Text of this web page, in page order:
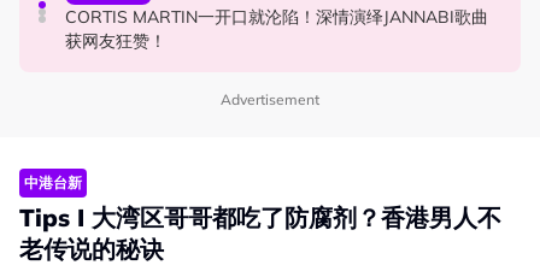
张员瑛频陷耍大牌争议！首度吐心声：真相终究会浮出水
面！
F✦FOREVER 首次来马开唱！万人合唱《流星雨》，梦回
《流星花园》
CORTIS MARTIN一开口就沦陷！深情演绎JANNABI歌曲
获网友狂赞！
Advertisement
中港台新
Tips I 大湾区哥哥都吃了防腐剂？香港男人不
老传说的秘诀